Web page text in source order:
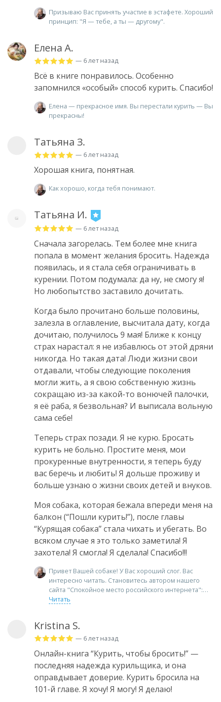
Призываю Вас принять участие в эстафете. Хороший
принцип: "Я — тебе, а ты — другому".
Елена А.
— 6 лет назад
Всё в книге понравилось. Особенно
запомнился «особый» способ курить. Спасибо!
Елена — прекрасное имя. Вы перестали курить — Вы
прекрасны!
Татьяна З.
— 6 лет назад
Хорошая книга, понятная.
Как хорошо, когда тебя понимают.
Татьяна И.
— 6 лет назад
Сначала загорелась. Тем более мне книга
попала в момент желания бросить. Надежда
появилась, и я стала себя ограничивать в
курении. Потом подумала: да ну, не смогу я!
Но любопытство заставило дочитать.
Когда было прочитано больше половины,
залезла в оглавление, высчитала дату, когда
дочитаю, получилось 9 мая! Ближе к концу
страх нарастал: я не избавлюсь от этой дряни
никогда. Но такая дата! Люди жизни свои
отдавали, чтобы следующие поколения
могли жить, а я свою собственную жизнь
сокращаю из-за какой-то вонючей палочки,
я её раба, я безвольная? И выписала вольную
сама себе!
Теперь страх позади. Я не курю. Бросать
курить не больно. Простите меня, мои
прокуренные внутренности, я теперь буду
вас беречь и любить! Я дольше проживу и
больше узнаю о жизни своих детей и внуков.
Моя собака, которая бежала впереди меня на
балкон (“Пошли курить!”), после главы
“Курящая собака” стала чихать и убегать. Во
всяком случае я это только заметила! Я
захотела! Я смогла! Я сделала! Спасибо!!!
Привет Вашей собаке! У Вас хороший слог. Вас
интересно читать. Становитесь автором нашего
сайта "Спокойное место российского интернета":
Читать
Kristina S.
— 6 лет назад
Онлайн-книга “Курить, чтобы бросить!” —
последняя надежда курильщика, и она
оправдывает доверие. Курить бросила на
101-й главе. Я хочу! Я могу! Я делаю!